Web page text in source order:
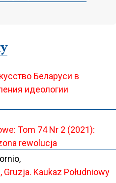
Беларуси в
идеологии
Tom 74 Nr 2 (2021):
rewolucja
Kaukaz Południowy